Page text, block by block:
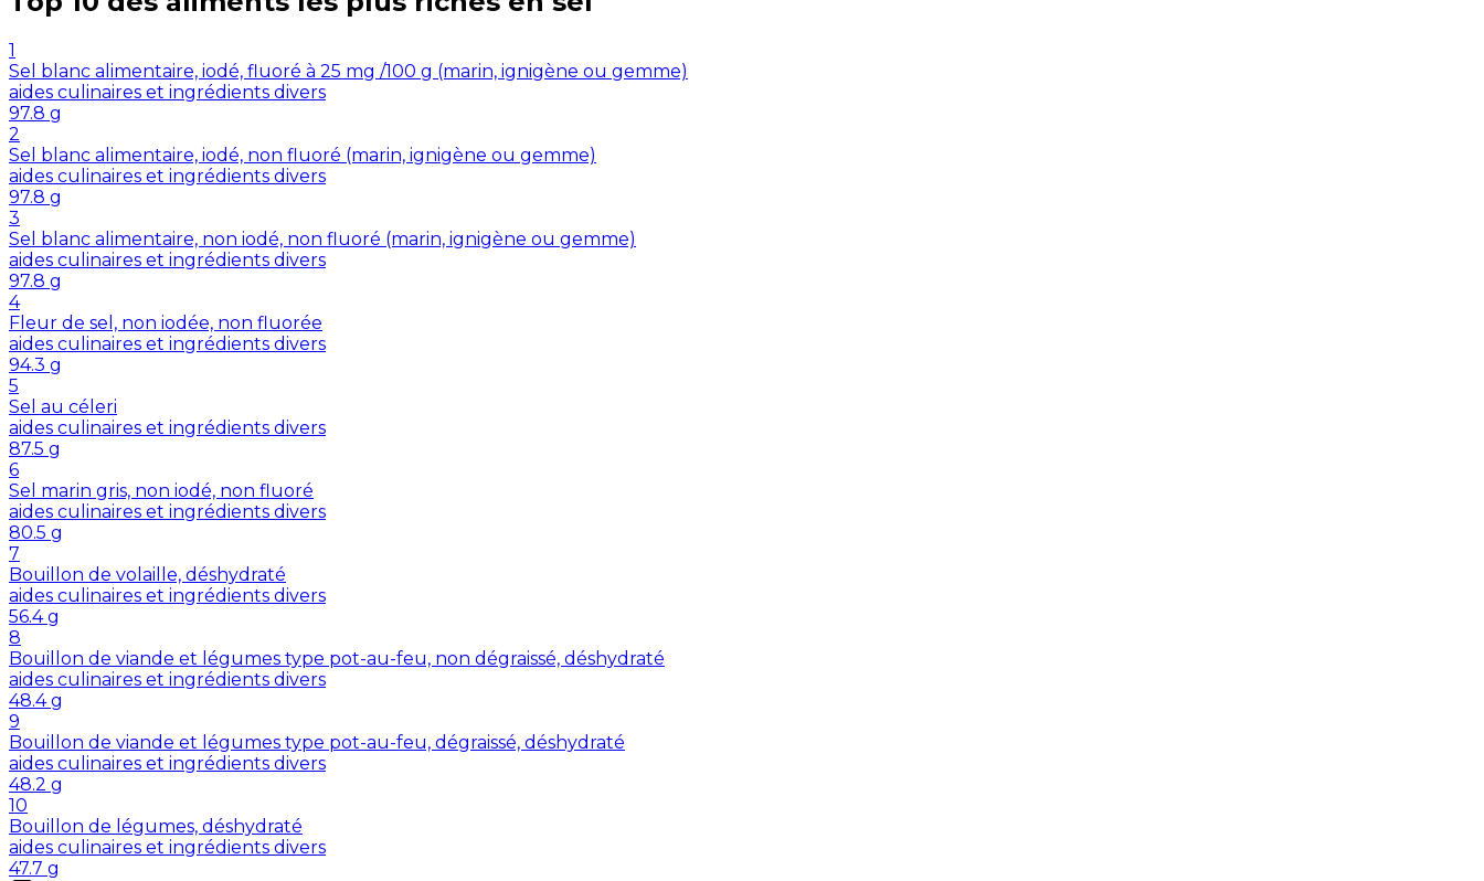
1
Sel blanc alimentaire, iodé, fluoré à 25 mg /100 g (marin, ignigène ou gemme)
aides culinaires et ingrédients divers
97.8 g
2
Sel blanc alimentaire, iodé, non fluoré (marin, ignigène ou gemme)
aides culinaires et ingrédients divers
97.8 g
3
Sel blanc alimentaire, non iodé, non fluoré (marin, ignigène ou gemme)
aides culinaires et ingrédients divers
97.8 g
4
Fleur de sel, non iodée, non fluorée
aides culinaires et ingrédients divers
94.3 g
5
Sel au céleri
aides culinaires et ingrédients divers
87.5 g
6
Sel marin gris, non iodé, non fluoré
aides culinaires et ingrédients divers
80.5 g
7
Bouillon de volaille, déshydraté
aides culinaires et ingrédients divers
56.4 g
8
Bouillon de viande et légumes type pot-au-feu, non dégraissé, déshydraté
aides culinaires et ingrédients divers
48.4 g
9
Bouillon de viande et légumes type pot-au-feu, dégraissé, déshydraté
aides culinaires et ingrédients divers
48.2 g
10
Bouillon de légumes, déshydraté
aides culinaires et ingrédients divers
47.7 g